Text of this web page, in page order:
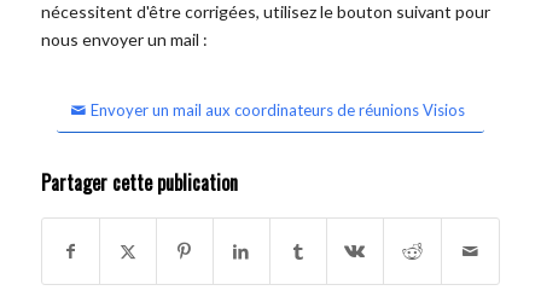
nécessitent d'être corrigées, utilisez le bouton suivant pour
nous envoyer un mail :
Envoyer un mail aux coordinateurs de réunions Visios
Partager cette publication